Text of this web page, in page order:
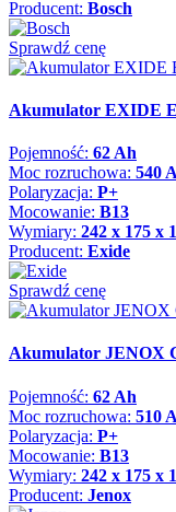
Producent: Bosch
Sprawdź cenę
Akumulator EXIDE
Pojemność: 62 Ah
Moc rozruchowa: 540 A
Polaryzacja: P+
Mocowanie: B13
Wymiary: 242 x 175 x
Producent: Exide
Sprawdź cenę
Akumulator JENOX
Pojemność: 62 Ah
Moc rozruchowa: 510 A
Polaryzacja: P+
Mocowanie: B13
Wymiary: 242 x 175 x
Producent: Jenox